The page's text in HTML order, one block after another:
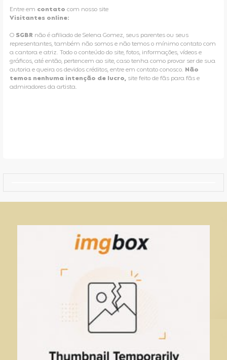
Entre em contato com nosso site
Visitantes online:
O SGBR não é afiliado de Selena Gomez, seus parentes ou seus
representantes, também não somos e não temos o mínimo contato com
a cantora e atriz. Todo o conteúdo do site, fotos, informações, vídeos e
gráficos, até então, pertencem ao site, caso tenha como provar ser de sua
autoria e queira os devidos créditos, entre em contato conosco. Não
temos nenhuma intenção de lucro, site feito de fãs para fãs e
admiradores da artista.